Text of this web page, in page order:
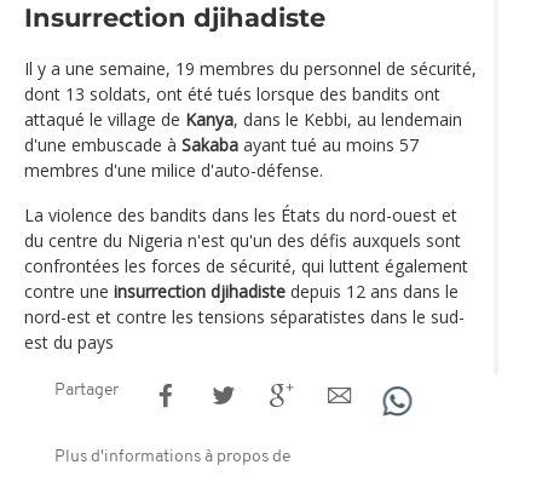
Insurrection djihadiste
Il y a une semaine, 19 membres du personnel de sécurité,
dont 13 soldats, ont été tués lorsque des bandits ont
attaqué le village de Kanya, dans le Kebbi, au lendemain
d'une embuscade à Sakaba ayant tué au moins 57
membres d'une milice d'auto-défense.
La violence des bandits dans les États du nord-ouest et
du centre du Nigeria n'est qu'un des défis auxquels sont
confrontées les forces de sécurité, qui luttent également
contre une insurrection djihadiste depuis 12 ans dans le
nord-est et contre les tensions séparatistes dans le sud-
est du pays
Partager
Plus d'informations à propos de